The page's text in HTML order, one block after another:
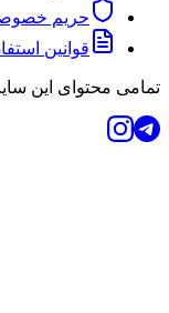
حریم
قوانین
تمامی محتوای این